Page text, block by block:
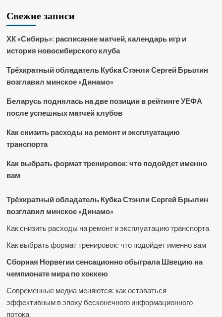
Свежие записи
ХК «Сибирь»: расписание матчей, календарь игр и
история новосибирского клуба
Трёхкратный обладатель Кубка Стэнли Сергей Брылин
возглавил минское «Динамо»
Беларусь поднялась на две позиции в рейтинге УЕФА
после успешных матчей клубов
Как снизить расходы на ремонт и эксплуатацию
транспорта
Как выбрать формат тренировок: что подойдет именно
вам
Трёхкратный обладатель Кубка Стэнли Сергей Брылин
возглавил минское «Динамо»
Как снизить расходы на ремонт и эксплуатацию транспорта
Как выбрать формат тренировок: что подойдет именно вам
Сборная Норвегии сенсационно обыграла Швецию на
чемпионате мира по хоккею
Современные медиа меняются: как оставаться
эффективным в эпоху бесконечного информационного
потока